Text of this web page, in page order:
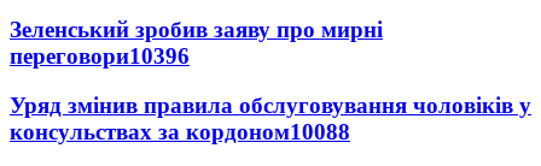
Зеленський зробив заяву про мирні
переговори10396
Уряд змінив правила обслуговування чоловіків у
консульствах за кордоном10088